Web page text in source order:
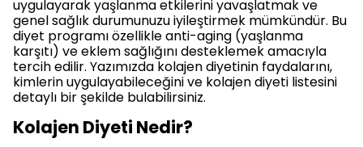
uygulayarak yaşlanma etkilerini yavaşlatmak ve
genel sağlık durumunuzu iyileştirmek mümkündür. Bu
diyet programı özellikle anti-aging (yaşlanma
karşıtı) ve eklem sağlığını desteklemek amacıyla
tercih edilir. Yazımızda kolajen diyetinin faydalarını,
kimlerin uygulayabileceğini ve kolajen diyeti listesini
detaylı bir şekilde bulabilirsiniz.
Kolajen Diyeti Nedir?